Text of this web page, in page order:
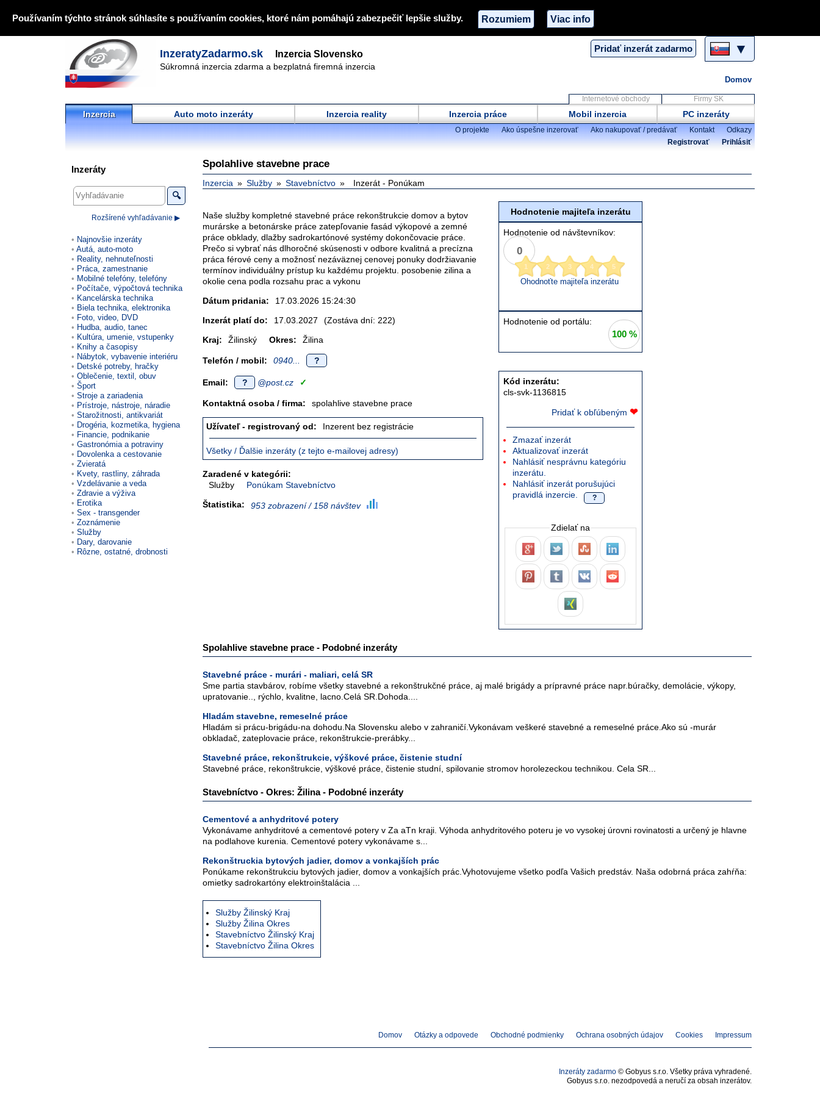
Používaním týchto stránok súhlasíte s používaním cookies, ktoré nám pomáhajú zabezpečiť lepšie služby. Rozumiem Viac info
Pridať inzerát zadarmo ▼
InzeratyZadarmo.sk Inzercia Slovensko
Súkromná inzercia zdarma a bezplatná firemná inzercia
Domov
Internetové obchody Firmy SK
Inzercia Auto moto inzeráty Inzercia reality Inzercia práce Mobil inzercia PC inzeráty
O projekte Ako úspešne inzerovať Ako nakupovať / predávať Kontakt
Odkazy
Registrovať
Prihlásiť
Spolahlive stavebne prace
Inzercia Služby Stavebníctvo Inzerát - Ponúkam
Naše služby kompletné stavebné práce rekonštrukcie domov a bytov
murárske a betonárske práce zatepľovanie fasád výkopové a zemné
práce obklady, dlažby sadrokartónové systémy dokončovacie práce.
Prečo si vybrať nás dlhoročné skúsenosti v odbore kvalitná a precízna
práca férové ceny a možnosť nezáväznej cenovej ponuky dodržiavanie
termínov individuálny prístup ku každému projektu. posobenie zilina a
okolie cena podla rozsahu prac a vykonu
Dátum pridania:
17.03.2026 15:24:30
Inzerát platí do:
17.03.2027
(Zostáva dní: 222)
Kraj:
Žilinský Okres: Žilina
Telefón / mobil: 0940... ?
Email: ? @post.cz ✓
Kontaktná osoba / firma: spolahlive stavebne prace
Užívateľ - registrovaný od: Inzerent bez registrácie
Všetky / Ďalšie inzeráty (z tejto e-mailovej adresy)
Zaradené v kategórii:
Služby
Ponúkam Stavebníctvo
Štatistika:
953 zobrazení / 158 návštev
Hodnotenie majiteľa inzerátu
Hodnotenie od návštevníkov:
0
1 2 3 4 5
Ohodnoťte majiteľa inzerátu
Hodnotenie od portálu:
100 %
Kód inzerátu:
cls-svk-1136815
Pridať k obľúbeným ❤
Zmazať inzerát
Aktualizovať inzerát
Nahlásiť nesprávnu kategóriu
inzerátu.
Nahlásiť inzerát porušujúci
pravidlá inzercie.
?
Zdielať na
Spolahlive stavebne prace - Podobné inzeráty
Stavebné práce - murári - maliari, celá SR
Sme partia stavbárov, robíme všetky stavebné a rekonštrukčné práce, aj malé brigády a prípravné práce napr.búračky, demolácie, výkopy,
upratovanie.., rýchlo, kvalitne, lacno.Celá SR.Dohoda....
Hladám stavebne, remeselné práce
Hladám si prácu-brigádu-na dohodu.Na Slovensku alebo v zahraničí.Vykonávam veškeré stavebné a remeselné práce.Ako sú -murár
obkladač, zateplovacie práce, rekonštrukcie-prerábky...
Stavebné práce, rekonštrukcie, výškové práce, čistenie studní
Stavebné práce, rekonštrukcie, výškové práce, čistenie studní, spilovanie stromov horolezeckou technikou. Cela SR...
Stavebníctvo - Okres: Žilina - Podobné inzeráty
Cementové a anhydritové potery
Vykonávame anhydritové a cementové potery v Za aTn kraji. Výhoda anhydritového poteru je vo vysokej úrovni rovinatosti a určený je hlavne
na podlahove kurenia. Cementové potery vykonávame s...
Rekonštruckia bytových jadier, domov a vonkajších prác
Ponúkame rekonštrukciu bytových jadier, domov a vonkajších prác.Vyhotovujeme všetko podľa Vašich predstáv. Naša odobrná práca zahŕňa:
omietky sadrokartóny elektroinštalácia ...
Služby Žilinský Kraj
Služby Žilina Okres
Stavebníctvo Žilinský Kraj
Stavebníctvo Žilina Okres
Inzeráty
🔍
Rozšírené vyhľadávanie ▶
Najnovšie inzeráty
Autá, auto-moto
Reality, nehnuteľnosti
Práca, zamestnanie
Mobilné telefóny, telefóny
Počítače, výpočtová technika
Kancelárska technika
Biela technika, elektronika
Foto, video, DVD
Hudba, audio, tanec
Kultúra, umenie, vstupenky
Knihy a časopisy
Nábytok, vybavenie interiéru
Detské potreby, hračky
Oblečenie, textil, obuv
Šport
Stroje a zariadenia
Prístroje, nástroje, náradie
Starožitnosti, antikvariát
Drogéria, kozmetika, hygiena
Financie, podnikanie
Gastronómia a potraviny
Dovolenka a cestovanie
Zvieratá
Kvety, rastliny, záhrada
Vzdelávanie a veda
Zdravie a výživa
Erotika
Sex - transgender
Zoznámenie
Služby
Dary, darovanie
Rôzne, ostatné, drobnosti
Domov Otázky a odpovede Obchodné podmienky Ochrana osobných údajov Cookies Impressum
Inzeráty zadarmo © Gobyus s.r.o. Všetky práva vyhradené.
Gobyus s.r.o. nezodpovedá a neručí za obsah inzerátov.